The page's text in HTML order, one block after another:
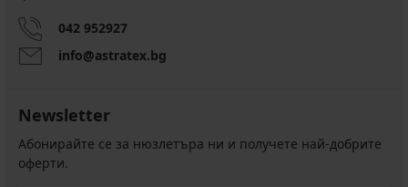
042 952927
info@astratex.bg
Newsletter
Абонирайте се за нюзлетъра ни и получете най-добрите
оферти.